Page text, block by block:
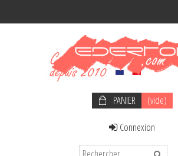
PANIER
(vide)
Connexion